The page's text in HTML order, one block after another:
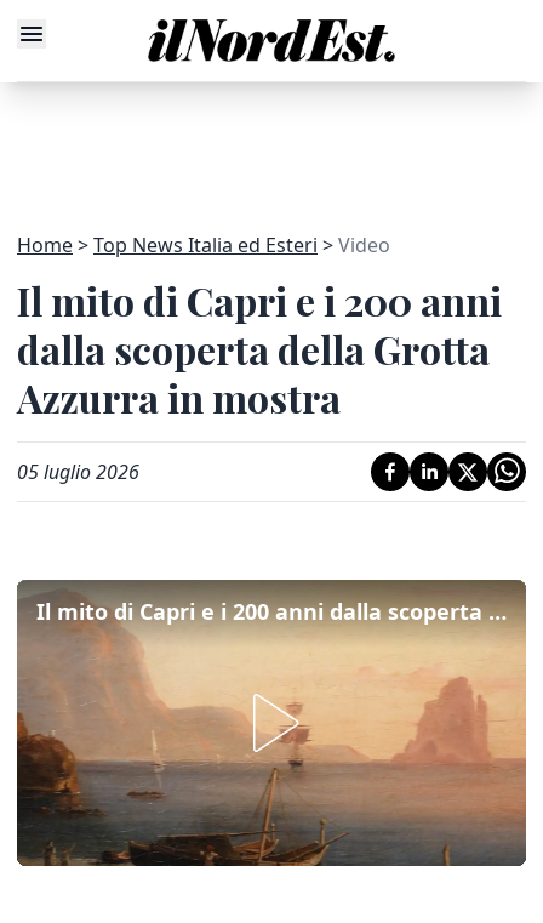
Home Top News Italia ed Esteri Video
Il mito di Capri e i 200 anni
dalla scoperta della Grotta
Azzurra in mostra
05 luglio 2026
Il mito di Capri e i 200 anni dalla scoperta della Grotta Azzurra in mostra